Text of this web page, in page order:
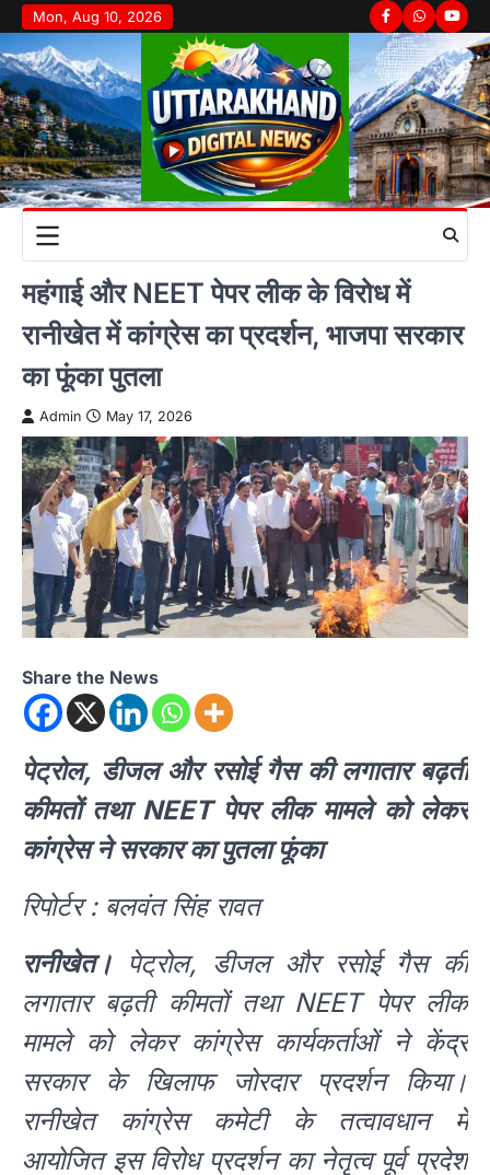
Skip
to
content
Mon, Aug 10, 2026 Facebook
Whatsapp
महंगाई और NEET पेपर लीक के विरोध में
रानीखेत में कांग्रेस का प्रदर्शन, भाजपा सरकार
का फूंका पुतला
Admin May 17, 2026
Share the News
पेट्रोल, डीजल और रसोई गैस की लगातार बढ़ती
कीमतों तथा NEET पेपर लीक मामले को लेकर
कांग्रेस ने सरकार का पुतला फूंका
रिपोर्टर : बलवंत सिंह रावत
रानीखेत। पेट्रोल, डीजल और रसोई गैस की
लगातार बढ़ती कीमतों तथा NEET पेपर लीक
मामले को लेकर कांग्रेस कार्यकर्ताओं ने केंद्र
सरकार के खिलाफ जोरदार प्रदर्शन किया।
रानीखेत कांग्रेस कमेटी के तत्वावधान में
आयोजित इस विरोध प्रदर्शन का नेतृत्व पूर्व प्रदेश